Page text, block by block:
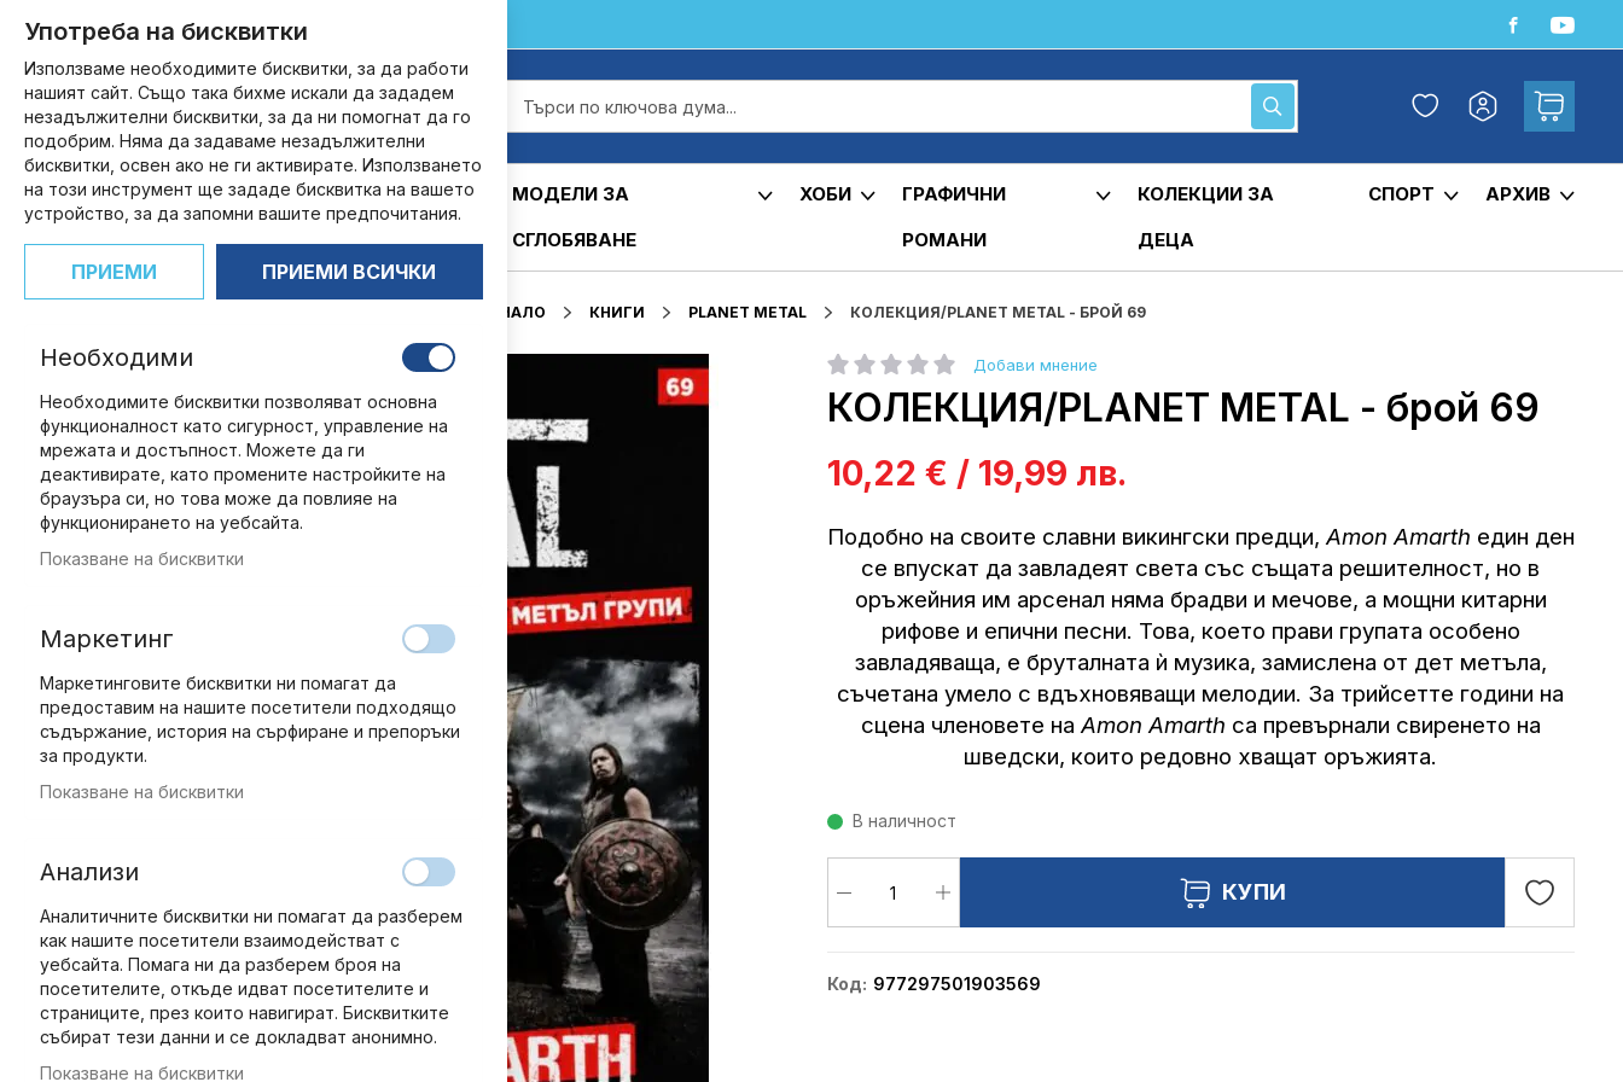
Прескачане
съдържанието
customers@ndbg.net 0700 35 885
Търсене
Любими
Кошница
АБОНАМЕНТИ КНИГИ СПИСАНИЯ
МОДЕЛИ ЗА
СГЛОБЯВАНЕ
ХОБИ
ГРАФИЧНИ
РОМАНИ
КОЛЕКЦИИ ЗА
ДЕЦА
СПОРТ АРХИВ
НАЧАЛО КНИГИ PLANET METAL КОЛЕКЦИЯ/PLANET METAL - БРОЙ 69
КОЛЕКЦИЯ/PLANET METAL - брой 69
рейтинг: Добави мнение
10,22 € / 19,99 лв.
Подобно на своите славни викингски предци,Amon Amarth един ден
се впускат да завладеят света със същата решителност, но в
оръжейния им арсенал няма брадви и мечове, а мощни китарни
рифове и епични песни. Това, което прави групата особено
завладяваща, е бруталната ѝ музика, замислена от дет метъла,
съчетана умело с вдъхновяващи мелодии. За трийсетте години на
сцена членовете наAmon Amarth са превърнали свиренето на
шведски, които редовно хващат оръжията.
В наличност
КУПИ
Код 977297501903569
Преминете
края
на
галерията
на
изображенията
Употреба на бисквитки
Използваме необходимите бисквитки, за да работи
нашият сайт. Също така бихме искали да зададем
незадължителни бисквитки, за да ни помогнат да го
подобрим. Няма да задаваме незадължителни
бисквитки, освен ако не ги активирате. Използването
на този инструмент ще зададе бисквитка на вашето
устройство, за да запомни вашите предпочитания.
ПРИЕМИ ПРИЕМИ ВСИЧКИ
Необходими
Необходимите бисквитки позволяват основна
функционалност като сигурност, управление на
мрежата и достъпност. Можете да ги
деактивирате, като промените настройките на
браузъра си, но това може да повлияе на
функционирането на уебсайта.
Показване на бисквитки
Маркетинг
Маркетинговите бисквитки ни помагат да
предоставим на нашите посетители подходящо
съдържание, история на сърфиране и препоръки
за продукти.
Показване на бисквитки
Анализи
Аналитичните бисквитки ни помагат да разберем
как нашите посетители взаимодействат с
уебсайта. Помага ни да разберем броя на
посетителите, откъде идват посетителите и
страниците, през които навигират. Бисквитките
събират тези данни и се докладват анонимно.
Показване на бисквитки